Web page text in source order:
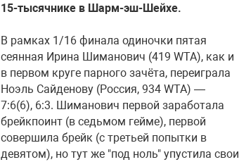
15-тысячнике в Шарм-эш-Шейхе.
В рамках 1/16 финала одиночки пятая
сеянная Ирина Шиманович (419 WTA), как и
в первом круге парного зачёта, переиграла
Ноэль Сайденову (Россия, 934 WTA) —
7:6(6), 6:3. Шиманович первой заработала
брейкпоинт (в седьмом гейме), первой
совершила брейк (с третьей попытки в
девятом), но тут же "под ноль" упустила свои